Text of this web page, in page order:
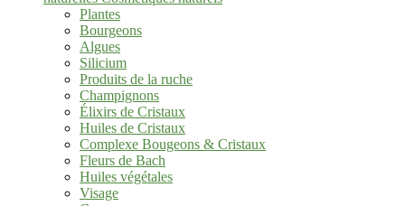
Plantes
Bourgeons
Algues
Silicium
Produits de la ruche
Champignons
Élixirs de Cristaux
Huiles de Cristaux
Complexe Bougeons & Cristaux
Fleurs de Bach
Huiles végétales
Visage